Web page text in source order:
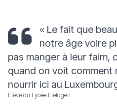
« Le fait que
notre âge voire
pas manger à leur faim,
quand on voit comment
nourrir ici au
Élève du Lycée Fieldgen